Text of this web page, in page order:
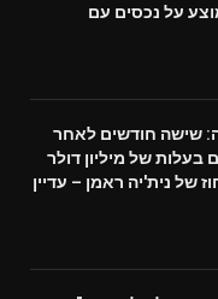
על נכסים עם
שישה חודשים לאחר
של מיליון דולר
של נית'יה ראמן – עדיין